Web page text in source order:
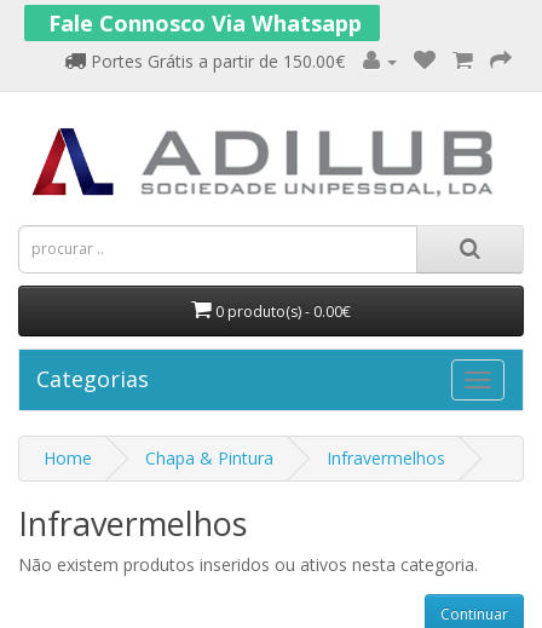
Fale Connosco Via Whatsapp
Portes Grátis a partir de 150.00€
0 produto(s) - 0.00€
Categorias
Home Chapa & Pintura Infravermelhos
Infravermelhos
Não existem produtos inseridos ou ativos nesta categoria.
Continuar